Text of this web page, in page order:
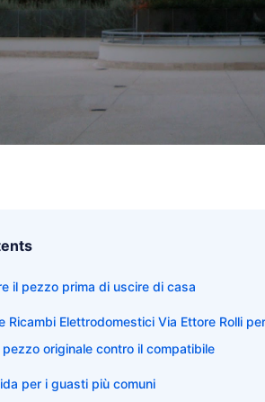
il pezzo prima di uscire di casa
Ricambi Elettrodomestici Via Ettore Rolli
pezzo originale contro il compatibile
per i guasti più comuni